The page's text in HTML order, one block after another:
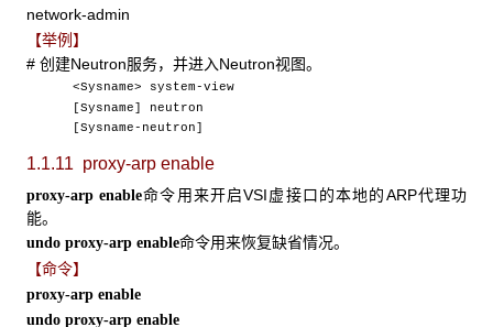
network-admin
【举例】
# 创建Neutron服务，并进入Neutron视图。
<Sysname> system-view
[Sysname] neutron
[Sysname-neutron]
1.1.11 proxy-arp enable
proxy-arp enable命令用来开启VSI虚接口的本地的ARP代理功
能。
undo proxy-arp enable命令用来恢复缺省情况。
【命令】
proxy-arp enable
undo proxy-arp enable